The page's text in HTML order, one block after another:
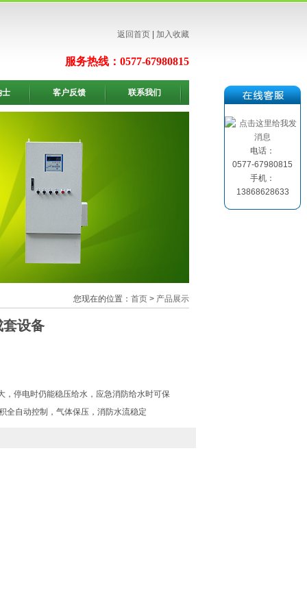
返回首页 加入收藏
服务热线：0577-67980815
士 客户反馈 联系我们
您现在的位置： 首页 > 产品展示
设备
，停电时仍能稳压给水，应急消防给水时可保
全自动控制，气体保压，消防水流稳定
电话：
0577-67980815
手机：
13868628633